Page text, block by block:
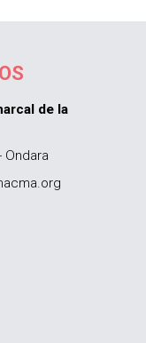
de la